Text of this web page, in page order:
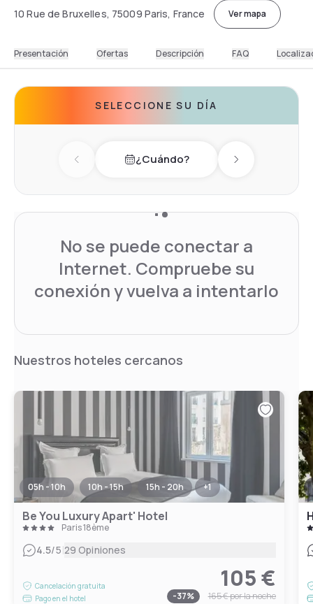
10 Rue de Bruxelles, 75009 Paris, France Ver mapa
Presentación Ofertas Descripción FAQ
SELECCIONE SU DÍA
Previous day¿Cuándo? Next day
No se puede conectar a
Internet. Compruebe su
conexión y vuelva a intentarlo
Nuestros hoteles cercanos
05h - 10h 10h - 15h 15h - 20h +1
Be You Luxury Apart' Hotel
Paris 18ème
4.5/5|29 Opiniones
Cancelación gratuita
Pago en el hotel
105 €
-37% 165 €por la noche